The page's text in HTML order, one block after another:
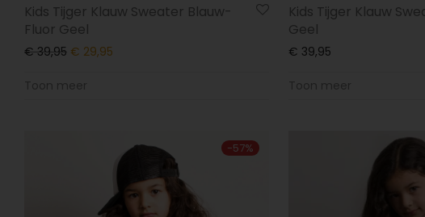
Kids Tijger Klauw Sweater Blauw-
Fluor Geel
€39,95 € 29,95
Kids Tijger Klauw
Geel
€ 39,95
-57%